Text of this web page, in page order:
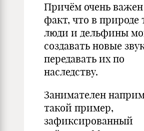
Причём очень
факт, что в природе
люди и дельфины
создавать новые
передавать их по
наследству.
Занимателен
такой пример,
зафиксированный